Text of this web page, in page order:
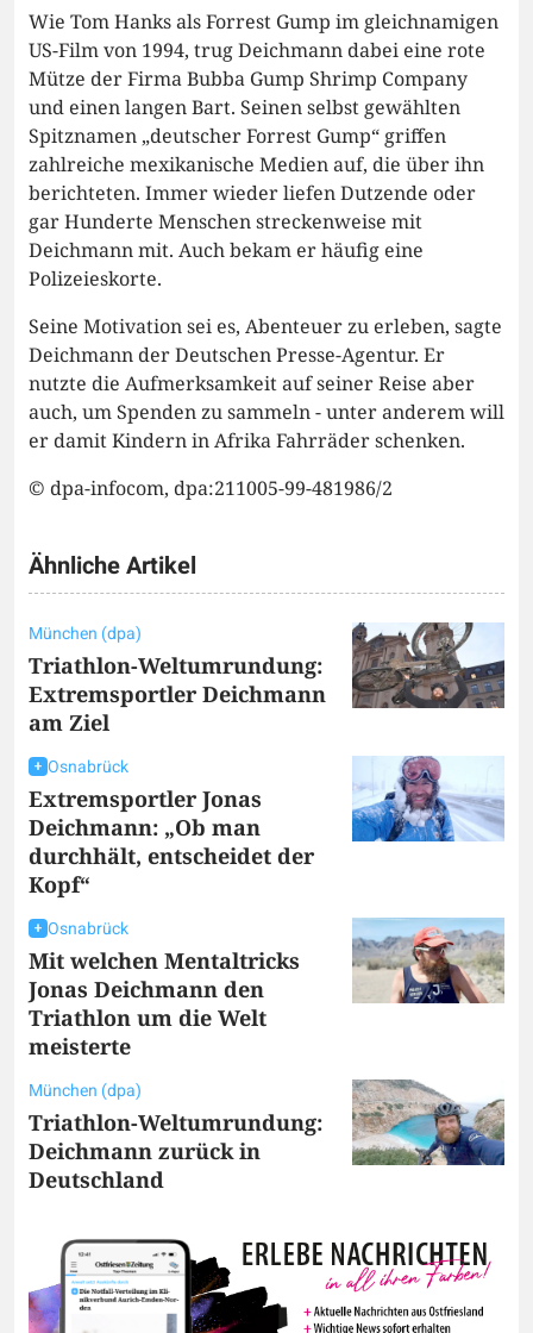
Wie Tom Hanks als Forrest Gump im gleichnamigen
US-Film von 1994, trug Deichmann dabei eine rote
Mütze der Firma Bubba Gump Shrimp Company
und einen langen Bart. Seinen selbst gewählten
Spitznamen „deutscher Forrest Gump“ griffen
zahlreiche mexikanische Medien auf, die über ihn
berichteten. Immer wieder liefen Dutzende oder
gar Hunderte Menschen streckenweise mit
Deichmann mit. Auch bekam er häufig eine
Polizeieskorte.
Seine Motivation sei es, Abenteuer zu erleben, sagte
Deichmann der Deutschen Presse-Agentur. Er
nutzte die Aufmerksamkeit auf seiner Reise aber
auch, um Spenden zu sammeln - unter anderem will
er damit Kindern in Afrika Fahrräder schenken.
© dpa-infocom, dpa:211005-99-481986/2
Ähnliche Artikel
München (dpa)
Triathlon-Weltumrundung:
Extremsportler Deichmann
am Ziel
Osnabrück
Extremsportler Jonas
Deichmann: „Ob man
durchhält, entscheidet der
Kopf“
Osnabrück
Mit welchen Mentaltricks
Jonas Deichmann den
Triathlon um die Welt
meisterte
München (dpa)
Triathlon-Weltumrundung:
Deichmann zurück in
Deutschland